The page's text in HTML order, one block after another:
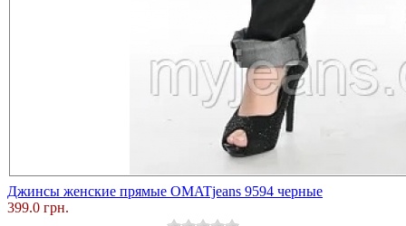
Джинсы женские прямые ОMATjeans 9594 черные
399.0 грн.